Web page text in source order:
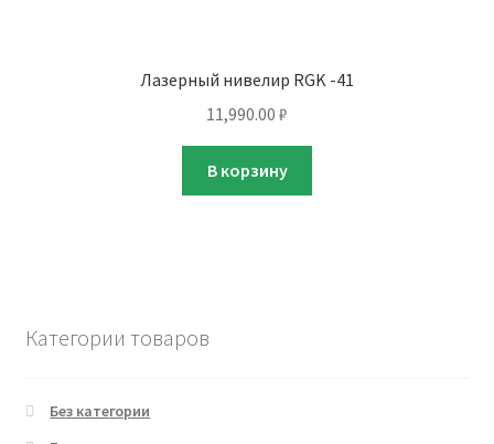
Лазерный нивелир RGK -41
11,990.00 ₽
В корзину
Категории товаров
Без категории